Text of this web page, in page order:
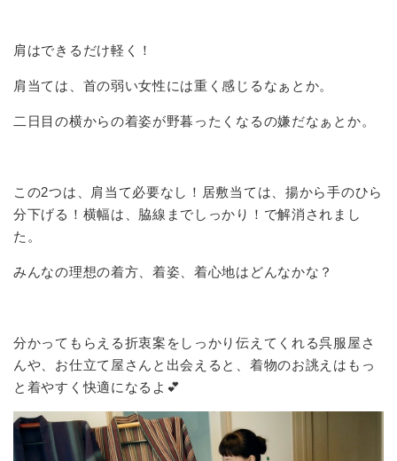
肩はできるだけ軽く！
肩当ては、首の弱い女性には重く感じるなぁとか。
二日目の横からの着姿が野暮ったくなるの嫌だなぁとか。
この2つは、肩当て必要なし！居敷当ては、揚から手のひら
分下げる！横幅は、脇線までしっかり！で解消されまし
た。
みんなの理想の着方、着姿、着心地はどんなかな？
分かってもらえる折衷案をしっかり伝えてくれる呉服屋さ
んや、お仕立て屋さんと出会えると、着物のお誂えはもっ
と着やすく快適になるよ💕